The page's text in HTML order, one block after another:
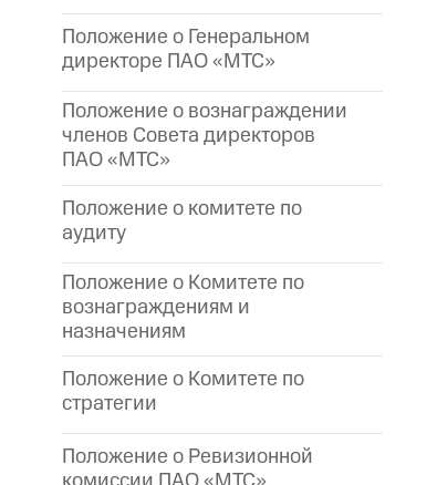
Положение о Генеральном
директоре ПАО «МТС»
Положение о вознаграждении
членов Совета директоров
ПАО «МТС»
Положение о комитете по
аудиту
Положение о Комитете по
вознаграждениям и
назначениям
Положение о Комитете по
стратегии
Положение о Ревизионной